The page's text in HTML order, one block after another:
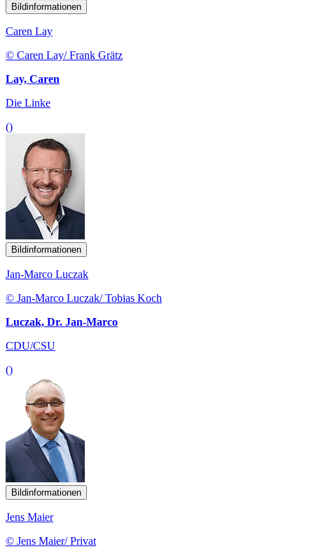
Bildinformationen
Caren Lay
© Caren Lay/ Frank Grätz
Lay, Caren
Die Linke
()
Bildinformationen
Jan-Marco Luczak
© Jan-Marco Luczak/ Tobias Koch
Luczak, Dr. Jan-Marco
CDU/CSU
()
Bildinformationen
Jens Maier
© Jens Maier/ Privat